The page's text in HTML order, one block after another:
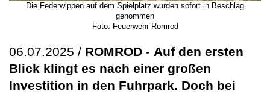
Die Federwippen auf dem Spielplatz wurden sofort in Beschlag
genommen
Foto: Feuerwehr Romrod
06.07.2025 / ROMROD - Auf den ersten
Blick klingt es nach einer großen
Investition in den Fuhrpark. Doch bei